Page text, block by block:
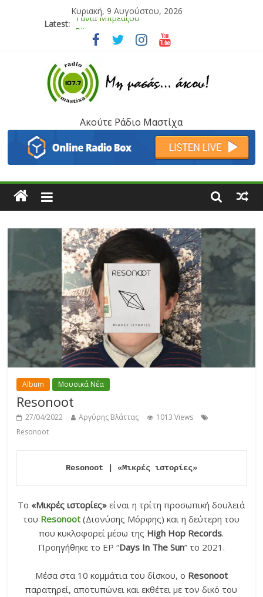
Κυριακή, 9 Αυγούστου, 2026
Latest:
Bliss
Μάνος Τρυπιάς & Γιώργος Στρατάκης
Ιορδάνης Αγαπητός
Μαριάννα Μασάδη
Τάνια Μπρεάζου
Ακούτε Ράδιο Μαστίχα
Album Μουσικά Νέα
Resonoot
27/04/2022 Αργύρης Βλάττας
1013 Views
Resonoot
Resonoot | «Μικρές ιστορίες»
Το «Μικρές ιστορίες» είναι η τρίτη προσωπική δουλειά
του Resonoot (Διονύσης Μόρφης) και η δεύτερη του
που κυκλοφορεί μέσω της High Hop Records.
Προηγήθηκε το EP “Days In The Sun” το 2021.
Μέσα στα 10 κομμάτια του δίσκου, o Resonoot
παρατηρεί, αποτυπώνει και εκθέτει με τον δικό του